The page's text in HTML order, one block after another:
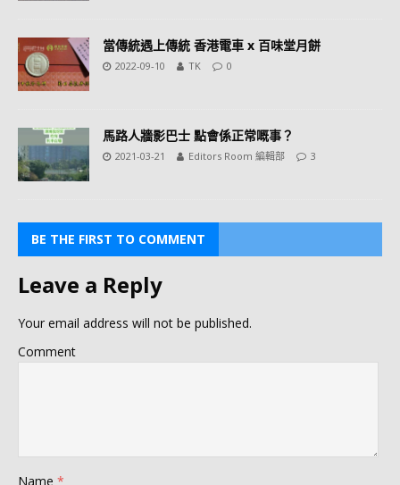
當傳統遇上傳統 香港電車 x 百味堂月餅
2022-09-10 TK 0
馬路人牆影巴士 點會係正常嘅事？
2021-03-21 Editors Room 編輯部 3
BE THE FIRST TO COMMENT
Leave a Reply
Your email address will not be published.
Comment
Name *